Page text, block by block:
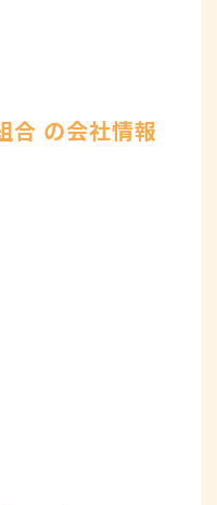
合 の会社情報